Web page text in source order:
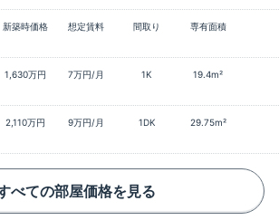
新築時価格 想定賃料 間取り
専有面積
1,630万円 7万円/月 1K
19.4m²
2,110万円 9万円/月 1DK
29.75m²
べての部屋価格を見る